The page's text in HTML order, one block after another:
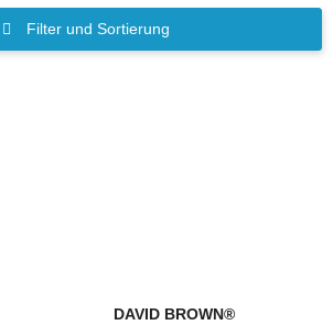
Ersatzteile schnell zu finden.
Bau-, Land- und Industriemaschinen
Filter und Sortierung
DAVID BROWN®